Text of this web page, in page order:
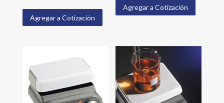
Agregar a Cotización
Agregar a Cotización